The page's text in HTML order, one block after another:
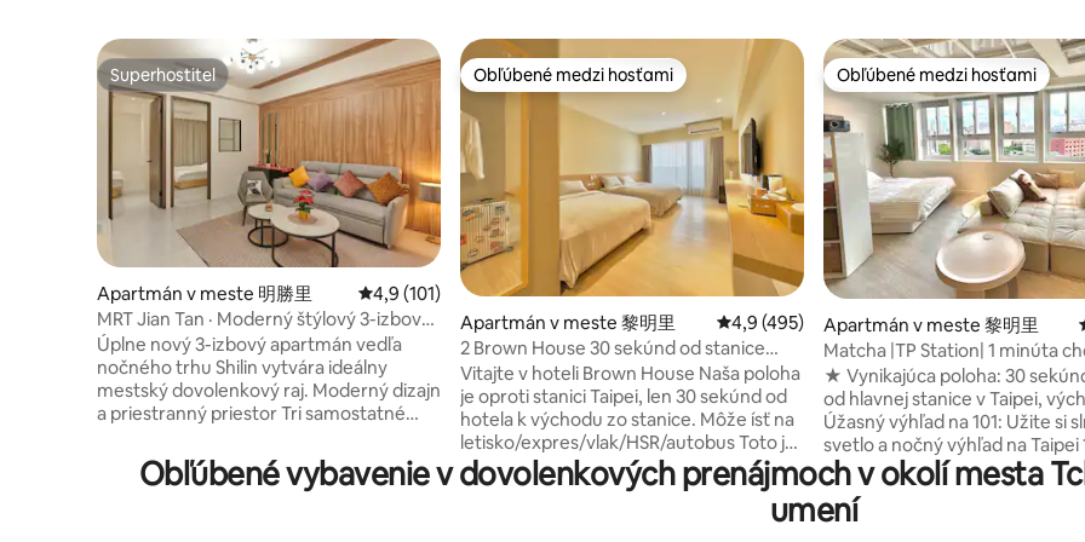
Superhostiteľ
Superhostiteľ
Apartmán v meste 明勝里 Priemerné ohodnotenie 4,9 z 5, počet hodnotení: 101
4,9 (101)
MRT Jian Tan · Moderný štýlový 3-izbový
apartmán
Úplne nový 3-izbový apartmán vedľa
nočného trhu Shilin vytvára ideálny
mestský dovolenkový raj. Moderný dizajn
a priestranný priestor Tri samostatné
maximálne 8 osôb. Či už ide o rodinný
výlet alebo stretnutie s priateľmi,
Obľúbené medzi hosťami
Obľúbené medzi hosťami
Apartmán v meste 黎明里 Priemerné ohodnotenie 4,9 z 5, počet
4,9 (495)
2 Brown House 30 sekúnd od stanice
Taipei 4-osobová izba Taipei hlavná
stanica
Vitajte v hoteli Brown House Naša poloha
je oproti stanici Taipei, len 30 sekúnd od
hotela k východu zo stanice. Môže ísť na
letisko/expres/vlak/HSR/autobus Toto je
najviac jadro Taipei, najvhodnejšie miesto
na dopravu --- Budova výťahu s 24-
Obľúbené medzi hosťami
Obľúbené medzi hosťami
Apartmán v meste 黎明里
Matcha |TP Station| 1 minúta
2-6pp | 101view
★ Vynikajúca poloha: 30
od hlavnej stanice v Taipei,
Úžasný výhľad na 101: Užite si
svetlo a nočný výhľad na Taipei
pohovky ★ Prémiové
palcový projektor, pohodlná
práčka so sušičkou ⚠️ Nočný pokoj po
Obľúbené vybavenie v dovolenkových prenájmoch v okolí mesta
umení